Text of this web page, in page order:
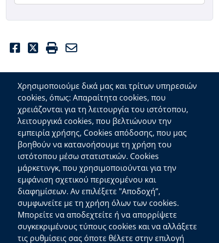
Facebook
Twitter
Print
Επικοινωνία
Αποκεντρωμένη Διοίκηση Κρήτης
Πλατεία Κουντουριώτη 71202 Ηράκλειο
Επικοινωνήστε μαζί μας
Χρήσιμοι Σύνδεσμοι
Ελληνική Κυβέρνηση
Ευρωπαϊκή Επιτροπή
Πληροφορίες Ιστότοπου
Διαύγεια
Χρησιμοποιούμε δικά μας και τρίτων υπηρεσιών
cookies, όπως: Απαραίτητα cookies, που
χρειάζονται για τη λειτουργία του ιστότοπου,
λειτουργικά cookies, που βελτιώνουν την
εμπειρία χρήσης, Cookies απόδοσης, που μας
βοηθούν να κατανοήσουμε τη χρήση του
ιστότοπου μέσω στατιστικών. Cookies
μάρκετινγκ, που χρησιμοποιούνται για την
εμφάνιση σχετικού περιεχομένου και
διαφημίσεων. Αν επιλέξετε "Αποδοχή”,
συμφωνείτε με τη χρήση όλων των cookies.
Μπορείτε να αποδεχτείτε ή να απορρίψετε
συγκεκριμένους τύπους cookies και να αλλάξετε
τις ρυθμίσεις σας όποτε θέλετε στην επιλογή